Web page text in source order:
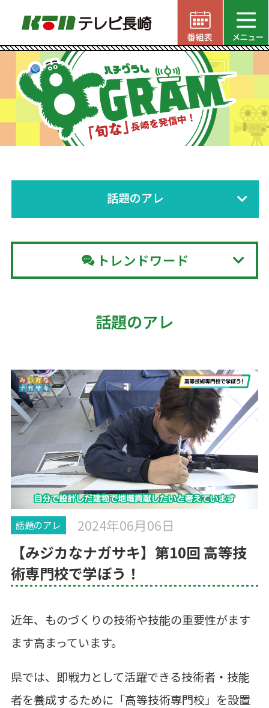
話題のアレ
トレンドワード
話題のアレ
話題のアレ 2024年06月06日
【みジカなナガサキ】第10回 高等技
術専門校で学ぼう！
近年、ものづくりの技術や技能の重要性がます
ます高まっています。
県では、即戦力として活躍できる技術者・技能
者を養成するために「高等技術専門校」を設置